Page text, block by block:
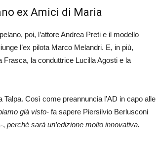
ex Amici di Maria
poi, l’attore Andrea Preti e il modello
l’ex pilota Marco Melandri. E, in più,
Frasca, la conduttrice Lucilla Agosti e la
Così come preannuncia l’AD in capo alle
già visto- fa sapere Piersilvio Berlusconi
, perché sarà un’edizione molto innovativa.